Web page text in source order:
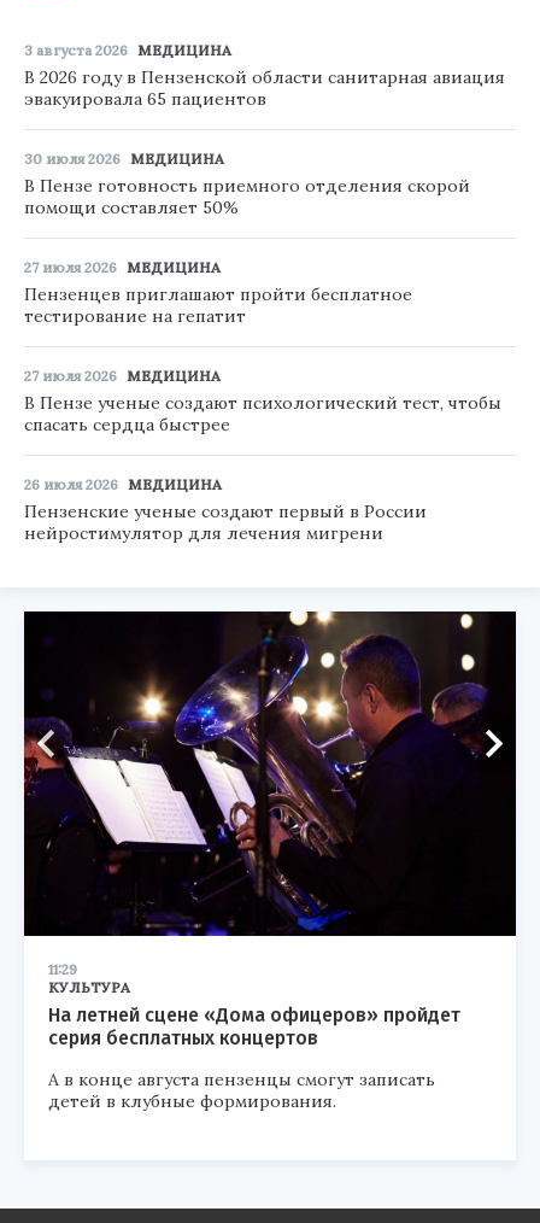
3 августа 2026 МЕДИЦИНА
В 2026 году в Пензенской области санитарная авиация
эвакуировала 65 пациентов
30 июля 2026 МЕДИЦИНА
В Пензе готовность приемного отделения скорой
помощи составляет 50%
27 июля 2026 МЕДИЦИНА
Пензенцев приглашают пройти бесплатное
тестирование на гепатит
27 июля 2026 МЕДИЦИНА
В Пензе ученые создают психологический тест, чтобы
спасать сердца быстрее
26 июля 2026 МЕДИЦИНА
Пензенские ученые создают первый в России
нейростимулятор для лечения мигрени
11:29
КУЛЬТУРА
На летней сцене «Дома офицеров» пройдет
серия бесплатных концертов
А в конце августа пензенцы смогут записать
детей в клубные формирования.